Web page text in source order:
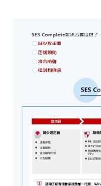
众的信息科技
球供应链解决方案